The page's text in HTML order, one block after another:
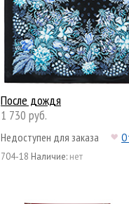
После дождя
1 730 руб.
Недоступен для заказа
704-18 Наличие: нет